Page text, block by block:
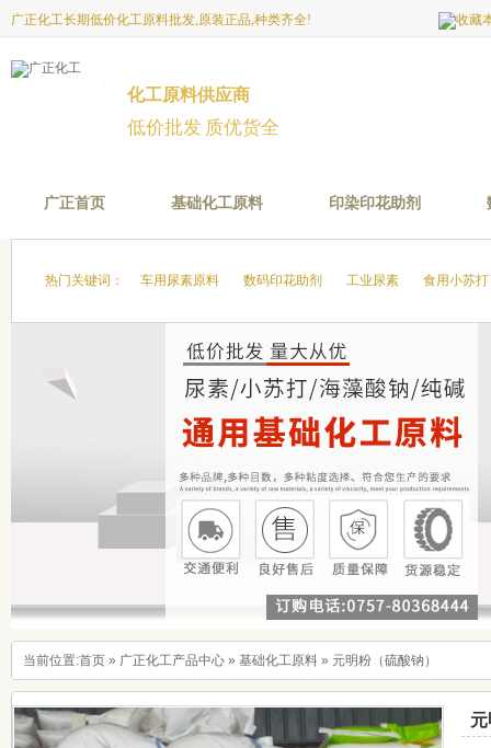
广正化工长期低价化工原料批发,原装正品,种类齐全!
化工原料供应商
低价批发 质优货全
广正首页 基础化工原料 印染印花助剂
热门关键词： 车用尿素原料 数码印花助剂 工业尿素 食用小苏打
当前位置:首页 » 广正化工产品中心 » 基础化工原料 » 元明粉（硫酸钠）